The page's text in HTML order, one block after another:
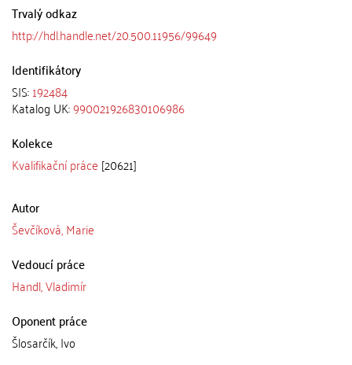
Trvalý odkaz
http://hdl.handle.net/20.500.11956/99649
Identifikátory
SIS:192484
Katalog UK:990021926830106986
Kolekce
Kvalifikační práce [20621]
Autor
Ševčíková, Marie
Vedoucí práce
Handl, Vladimír
Oponent práce
Šlosarčík, Ivo